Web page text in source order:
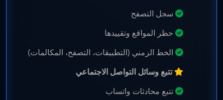
سجل التصفح
حظر المواقع وتقييدها
الخط الزمني (التطبيقات، التصفح، المكالمات)
تتبع وسائل التواصل الاجتماعي
تتبع محادثات واتساب